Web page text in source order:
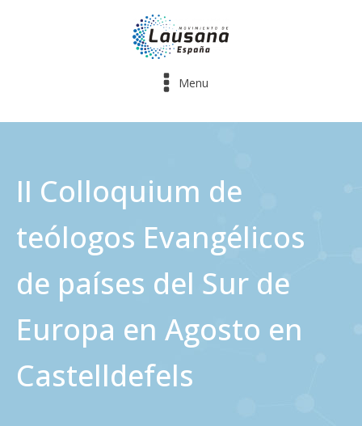
Menu
II Colloquium de
teólogos Evangélicos
de países del Sur de
Europa en Agosto en
Castelldefels